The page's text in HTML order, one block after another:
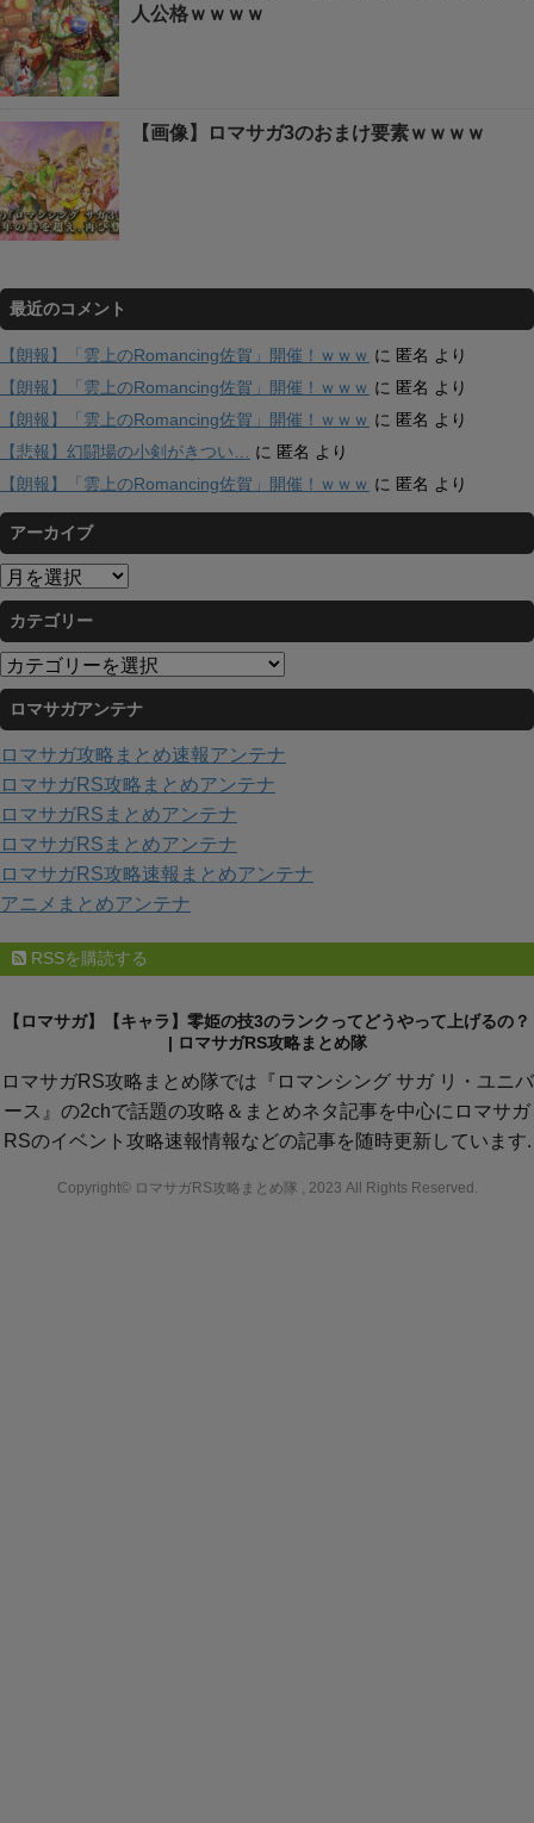
人公格ｗｗｗｗ
【画像】ロマサガ3のおまけ要素ｗｗｗｗ
最近のコメント
【朗報】「雲上のRomancing佐賀」開催！ｗｗｗ に 匿名 より
【朗報】「雲上のRomancing佐賀」開催！ｗｗｗ に 匿名 より
【朗報】「雲上のRomancing佐賀」開催！ｗｗｗ に 匿名 より
【悲報】幻闘場の小剣がきつい…
に 匿名 より
【朗報】「雲上のRomancing佐賀」開催！ｗｗｗ に 匿名 より
アーカイブ
ア
ー
カ
イ
ブ
カテゴリー
カ
テ
ゴ
リ
ー
ロマサガアンテナ
ロマサガ攻略まとめ速報アンテナ
ロマサガRS攻略まとめアンテナ
ロマサガRSまとめアンテナ
ロマサガRSまとめアンテナ
ロマサガRS攻略速報まとめアンテナ
アニメまとめアンテナ
RSSを購読する
【ロマサガ】【キャラ】零姫の技3のランクってどうやって上げるの？
| ロマサガRS攻略まとめ隊
ロマサガRS攻略まとめ隊では『ロマンシング サガ リ・ユニバ
ース』の2chで話題の攻略＆まとめネタ記事を中心にロマサガ
RSのイベント攻略速報情報などの記事を随時更新しています.
Copyright© ロマサガRS攻略まとめ隊 , 2023 All Rights Reserved.